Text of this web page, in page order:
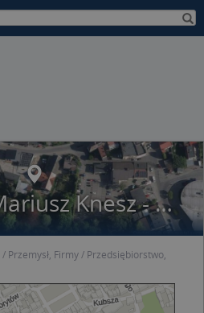
MK STUDIO Mariusz Knesz - Dekowizja
Przemysł, Firmy
Przedsiębiorstwo,